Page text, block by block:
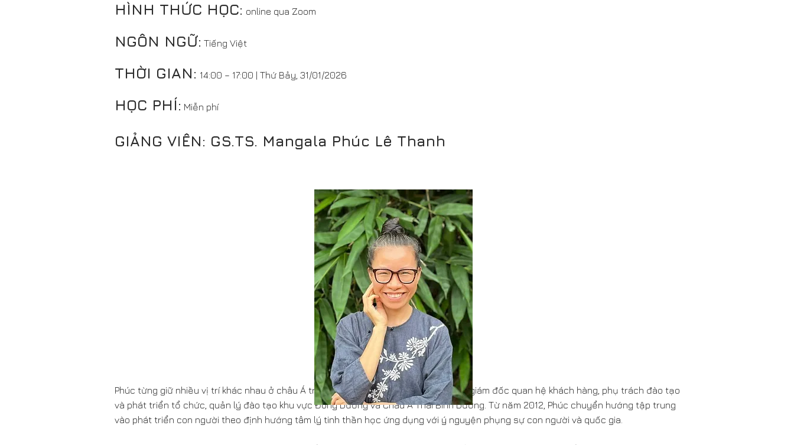
HÌNH THỨC HỌC: online qua Zoom
NGÔN NGỮ: Tiếng Việt
THỜI GIAN: 14:00 – 17:00 | Thứ Bảy, 31/01/2026
HỌC PHÍ: Miễn phí
GIẢNG VIÊN: GS.TS. Mangala Phúc Lê Thanh
Phúc từng giữ nhiều vị trí khác nhau ở châu Á trong một tập đoàn đa quốc gia, như: giám đốc quan hệ khách hàng, phụ trách đào tạo
và phát triển tổ chức, quản lý đào tạo khu vực Đông Dương và Châu Á Thái Bình Dương. Từ năm 2012, Phúc chuyển hướng tập trung
vào phát triển con người theo định hướng tâm lý tinh thần học ứng dụng với ý nguyện phụng sự con người và quốc gia.